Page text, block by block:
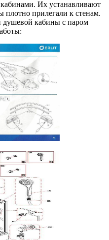
Их устанавливают
плотно прилегали к стенам.
душевой кабины с паром